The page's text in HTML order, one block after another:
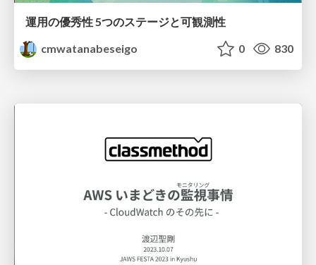
運用の優秀性 5つのステージと可観測性
cmwatanabeseigo
0 830